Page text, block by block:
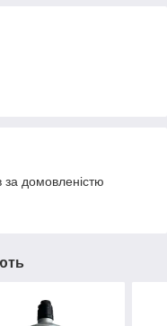
домовленістю